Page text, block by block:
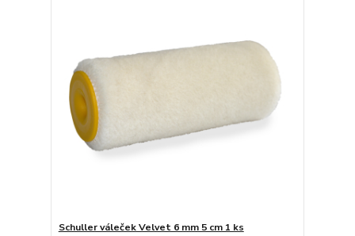
Schuller váleček Velvet 6 mm 5 cm 1 ks